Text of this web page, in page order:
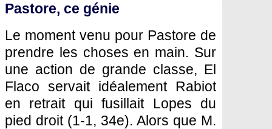
Pastore, ce génie
Le moment venu pour Pastore de
prendre les choses en main. Sur
une action de grande classe, El
Flaco servait idéalement Rabiot
en retrait qui fusillait Lopes du
pied droit (1-1, 34e). Alors que M.